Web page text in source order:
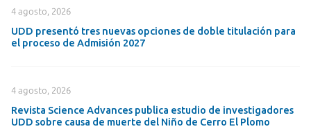
4 agosto, 2026
UDD presentó tres nuevas opciones de doble titulación para
el proceso de Admisión 2027
4 agosto, 2026
Revista Science Advances publica estudio de investigadores
UDD sobre causa de muerte del Niño de Cerro El Plomo